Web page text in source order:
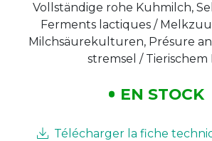
Vollständige rohe Kuhmilch,
Ferments lactiques /
Milchsäurekulturen, Présure
stremsel / Tierischem
EN STOCK
Télécharger la fiche